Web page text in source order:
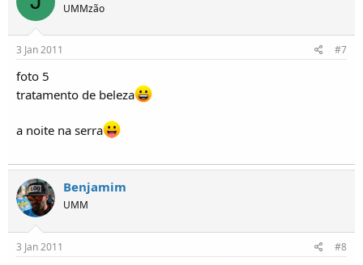
UMMzão
3 Jan 2011 #7
foto 5
tratamento de beleza
a noite na serra
Benjamim
UMM
3 Jan 2011 #8